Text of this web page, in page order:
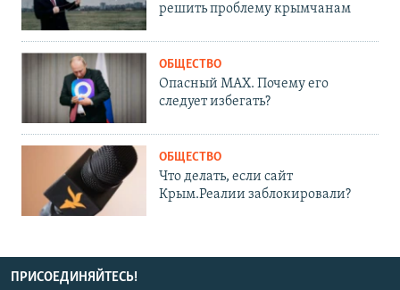
решить проблему крымчанам
ОБЩЕСТВО
Опасный MAX. Почему его
следует избегать?
ОБЩЕСТВО
Что делать, если сайт
Крым.Реалии заблокировали?
ПРИСОЕДИНЯЙТЕСЬ!